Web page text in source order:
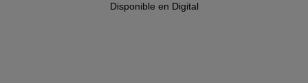
Disponible en Digital